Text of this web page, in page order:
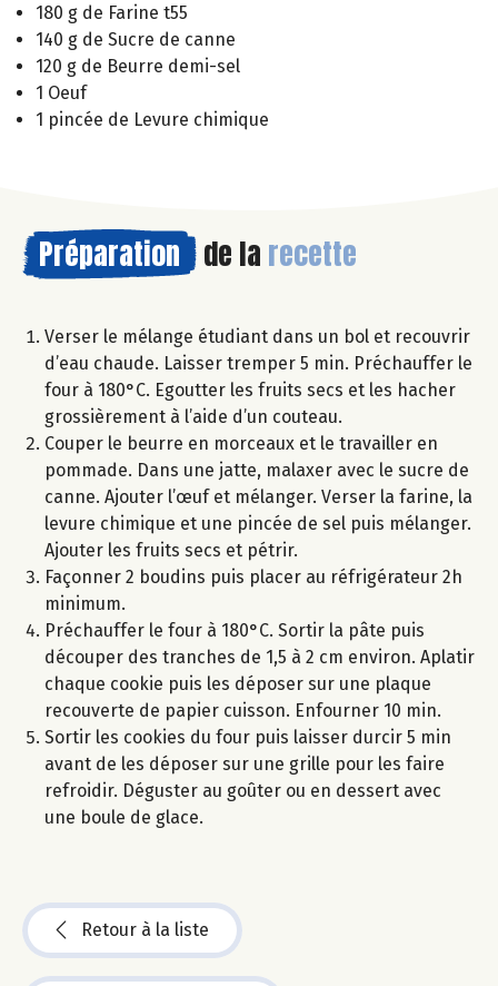
180 g de Farine t55
140 g de Sucre de canne
120 g de Beurre demi-sel
1 Oeuf
1 pincée de Levure chimique
Préparation de la recette
Verser le mélange étudiant dans un bol et recouvrir
d’eau chaude. Laisser tremper 5 min. Préchauffer le
four à 180°C. Egoutter les fruits secs et les hacher
grossièrement à l’aide d’un couteau.
Couper le beurre en morceaux et le travailler en
pommade. Dans une jatte, malaxer avec le sucre de
canne. Ajouter l’œuf et mélanger. Verser la farine, la
levure chimique et une pincée de sel puis mélanger.
Ajouter les fruits secs et pétrir.
Façonner 2 boudins puis placer au réfrigérateur 2h
minimum.
Préchauffer le four à 180°C. Sortir la pâte puis
découper des tranches de 1,5 à 2 cm environ. Aplatir
chaque cookie puis les déposer sur une plaque
recouverte de papier cuisson. Enfourner 10 min.
Sortir les cookies du four puis laisser durcir 5 min
avant de les déposer sur une grille pour les faire
refroidir. Déguster au goûter ou en dessert avec
une boule de glace.
Retour à la liste